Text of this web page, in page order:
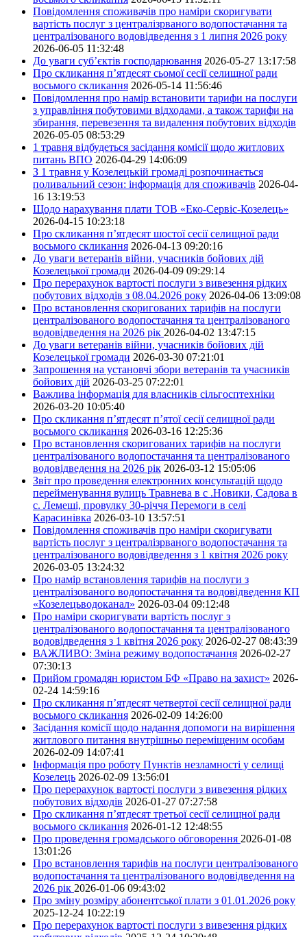
Повідомлення споживачів про наміри скоригувати
вартість послуг з централізрваного водопостачання та
централізованого водовідведення з 1 липня 2026 року
2026-06-05 11:32:48
До уваги суб’єктів господарювання 2026-05-27 13:17:58
Про скликання п’ятдесят сьомої сесії селищної ради
восьмого скликання 2026-05-14 11:56:46
Повідомлення про намір встановити тарифи на послуги
з управління побутовими відходами, а також тарифи на
збирання, перевезення та видалення побутових відходів
2026-05-05 08:53:29
1 травня відбудеться засідання комісії щодо житлових
питань ВПО 2026-04-29 14:06:09
З 1 травня у Козелецькій громаді розпочинається
поливальний сезон: інформація для споживачів 2026-04-
16 13:19:53
Щодо нарахування плати ТОВ «Еко-Сервіс-Козелець»
2026-04-15 10:23:18
Про скликання п’ятдесят шостої сесії селищної ради
восьмого скликання 2026-04-13 09:20:16
До уваги ветеранів війни, учасників бойових дій
Козелецької громади 2026-04-09 09:29:14
Про перерахунок вартості послуги з вивезення рідких
побутових відходів з 08.04.2026 року 2026-04-06 13:09:08
Про встановлення скоригованих тарифів на послуги
централізованого водопостачання та централізованого
водовідведення на 2026 рік 2026-04-02 13:47:15
До уваги ветеранів війни, учасників бойових дій
Козелецької громади 2026-03-30 07:21:01
Запрошення на установчі збори ветеранів та учасників
бойових дій 2026-03-25 07:22:01
Важлива інформація для власників сільгосптехніки
2026-03-20 10:05:40
Про скликання п’ятдесят п’ятої сесії селищної ради
восьмого скликання 2026-03-16 12:25:36
Про встановлення скоригованих тарифів на послуги
централізованого водопостачання та централізованого
водовідведення на 2026 рік 2026-03-12 15:05:06
Звіт про проведення електронних консультацій щодо
перейменування вулиць Травнева в с .Новики, Садова в
с. Лемеші, провулку 30-річчя Перемоги в селі
Карасинівка 2026-03-10 13:57:51
Повідомлення споживачів про наміри скоригувати
вартість послуг з централізрваного водопостачання та
централізованого водовідведення з 1 квітня 2026 року
2026-03-05 13:24:32
Про намір встановлення тарифів на послуги з
централізованого водопостачання та водовідведення КП
«Козелецьводоканал» 2026-03-04 09:12:48
Про наміри скоригувати вартість послуг з
централізованого водопостачання та централізованого
водовідведення з 1 квітня 2026 року 2026-02-27 08:43:39
ВАЖЛИВО: Зміна режиму водопостачання 2026-02-27
07:30:13
Прийом громадян юристом БФ «Право на захист» 2026-
02-24 14:59:16
Про скликання п’ятдесят четвертої сесії селищної ради
восьмого скликання 2026-02-09 14:26:00
Засідання комісії щодо надання допомоги на вирішення
житлового питання внутрішньо переміщеним особам
2026-02-09 14:07:41
Інформація про роботу Пунктів незламності у селищі
Козелець 2026-02-09 13:56:01
Про перерахунок вартості послуги з вивезення рідких
побутових відходів 2026-01-27 07:27:58
Про скликання п’ятдесят третьої сесії селищної ради
восьмого скликання 2026-01-12 12:48:55
Про проведення громадського обговорення 2026-01-08
13:01:26
Про встановлення тарифів на послуги централізованого
водопостачання та централізованого водовідведення на
2026 рік 2026-01-06 09:43:02
Про зміну розміру абонентської плати з 01.01.2026 року
2025-12-24 10:22:19
Про перерахунок вартості послуги з вивезення рідких